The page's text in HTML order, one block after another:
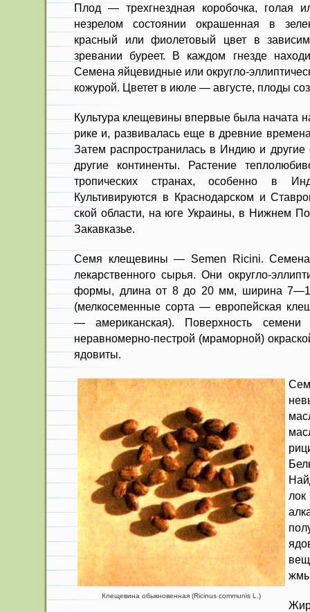
Плод — трехгнездная коробочка, голая
незрелом состоя­нии окрашенная в
красный или фиолетовый цвет в
зревании буреет. В каждом гнезде
Семена яйцевидные или округло-
кожурой. Цветет в июле — августе, плоды
Культура клещевины впервые бы­ла начата
рике и, развивалась еще в древние
Затем распространилась в Индию и
другие кон­тиненты. Растение
тропических странах, особенно в
Культивируются в Краснодар­ском и
ской области, на юге Украины, в Нижнем
За­кавказье.
Семя клещевины — Semen Ricini. Семена
лекар­ственного сырья. Они округло-
формы, дли­на от 8 до 20 мм, ширина
(мелкосеменные сорта — европейская
— американская). Поверх­ность семени
неравномерно-пестрой (мраморной)
ядовиты.
Клещевина обыкновенная (Ricinus communis L.)